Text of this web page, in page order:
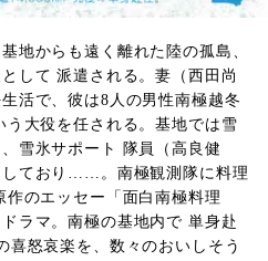
地からも遠く離れた陸の孤島、
して 派遣される。妻（西田尚
活で、彼は8人の男性南極越冬
う大役を任される。基地では雪
雪氷サポート 隊員（高良健
しており……。南極観測隊に料理
のエッセー「面白南極料理
ラマ。南極の基地内で 単身赴
喜怒哀楽を、数々のおいしそう